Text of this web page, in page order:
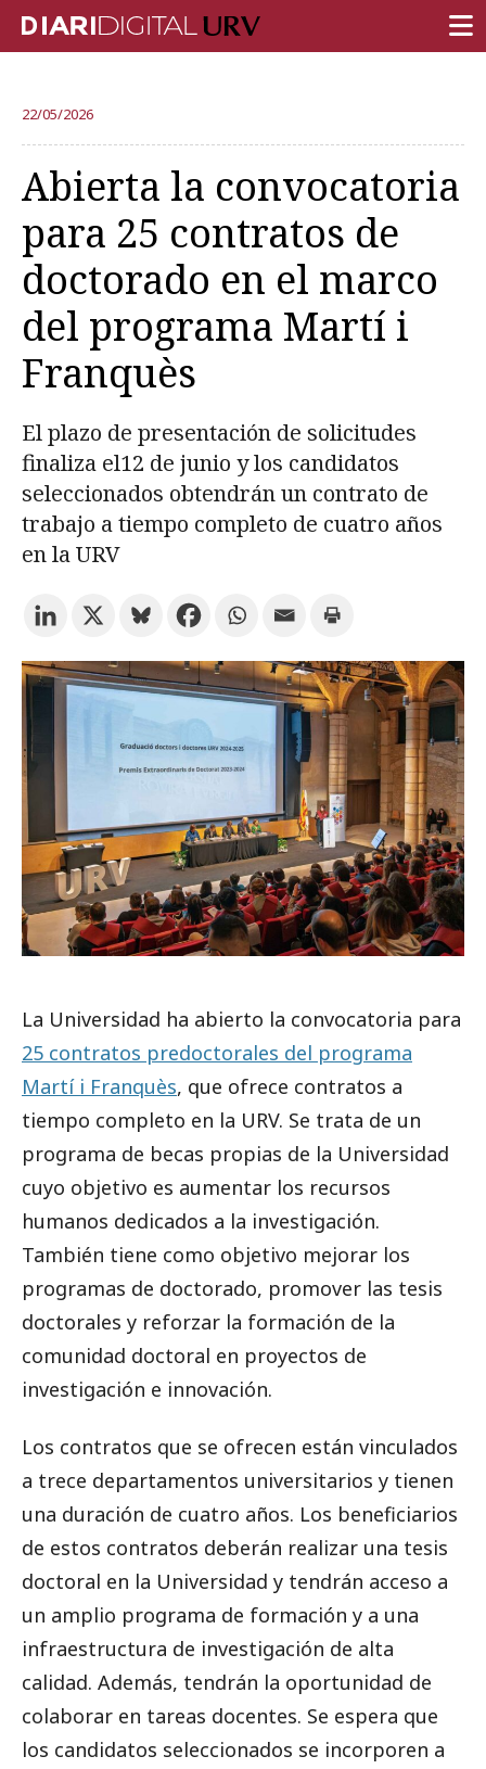
INVESTIGACIÓN
DOCENCIA
INSTITUCIÓN
VIDA EN EL CAMPUS
COMUNIDAD URV
REPORTAJES
Ámbitos universitarios
Suscríbete a los boletines electrónicos de la URV
ESPAÑOL CATALÀ ENGLISH
22/05/2026
Abierta la convocatoria
para 25 contratos de
doctorado en el marco
del programa Martí i
Franquès
El plazo de presentación de solicitudes
finaliza el12 de junio y los candidatos
seleccionados obtendrán un contrato de
trabajo a tiempo completo de cuatro años
en la URV
La Universidad ha abierto la convocatoria para
25 contratos predoctorales del programa
Martí i Franquès, que ofrece contratos a
tiempo completo en la URV. Se trata de un
programa de becas propias de la Universidad
cuyo objetivo es aumentar los recursos
humanos dedicados a la investigación.
También tiene como objetivo mejorar los
programas de doctorado, promover las tesis
doctorales y reforzar la formación de la
comunidad doctoral en proyectos de
investigación e innovación.
Los contratos que se ofrecen están vinculados
a trece departamentos universitarios y tienen
una duración de cuatro años. Los beneficiarios
de estos contratos deberán realizar una tesis
doctoral en la Universidad y tendrán acceso a
un amplio programa de formación y a una
infraestructura de investigación de alta
calidad. Además, tendrán la oportunidad de
colaborar en tareas docentes. Se espera que
los candidatos seleccionados se incorporen a